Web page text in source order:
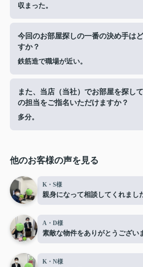
収まった。
今回のお部屋探しの一番の決め手は
すか？
鉄筋造で職場が近い。
また、当店（当社）でお部屋を探し
の担当をご指名いただけますか？
多分。
他のお客様の声を見る
K・S様
親身になって相談してくれまし
A・D様
素敵な物件をありがとうござい
K・N様